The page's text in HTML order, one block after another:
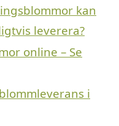
kan
leverera?
online – Se
i